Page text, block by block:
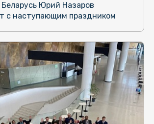
Беларусь Юрий Назаров
с наступающим праздником